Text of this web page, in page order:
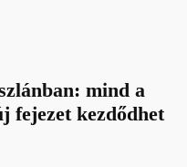
mind a
fejezet kezdődhet